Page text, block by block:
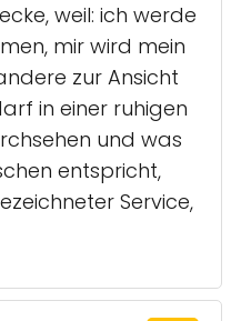
weil: ich werde
mir wird mein
zur Ansicht
in einer ruhigen
und was
entspricht,
Service,